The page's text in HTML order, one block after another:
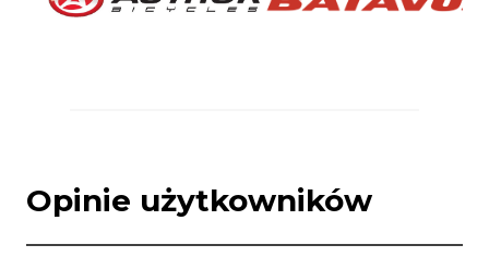
Opinie użytkowników